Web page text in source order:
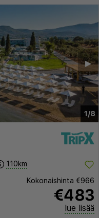
1/8
▶︎
110km
Kokonaishinta €966
€483
lue lisää